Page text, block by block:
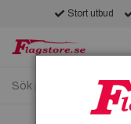
Stort utbud